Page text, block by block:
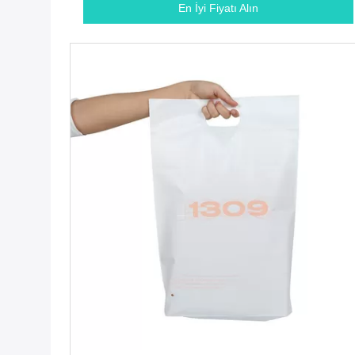
En İyi Fiyatı Alın